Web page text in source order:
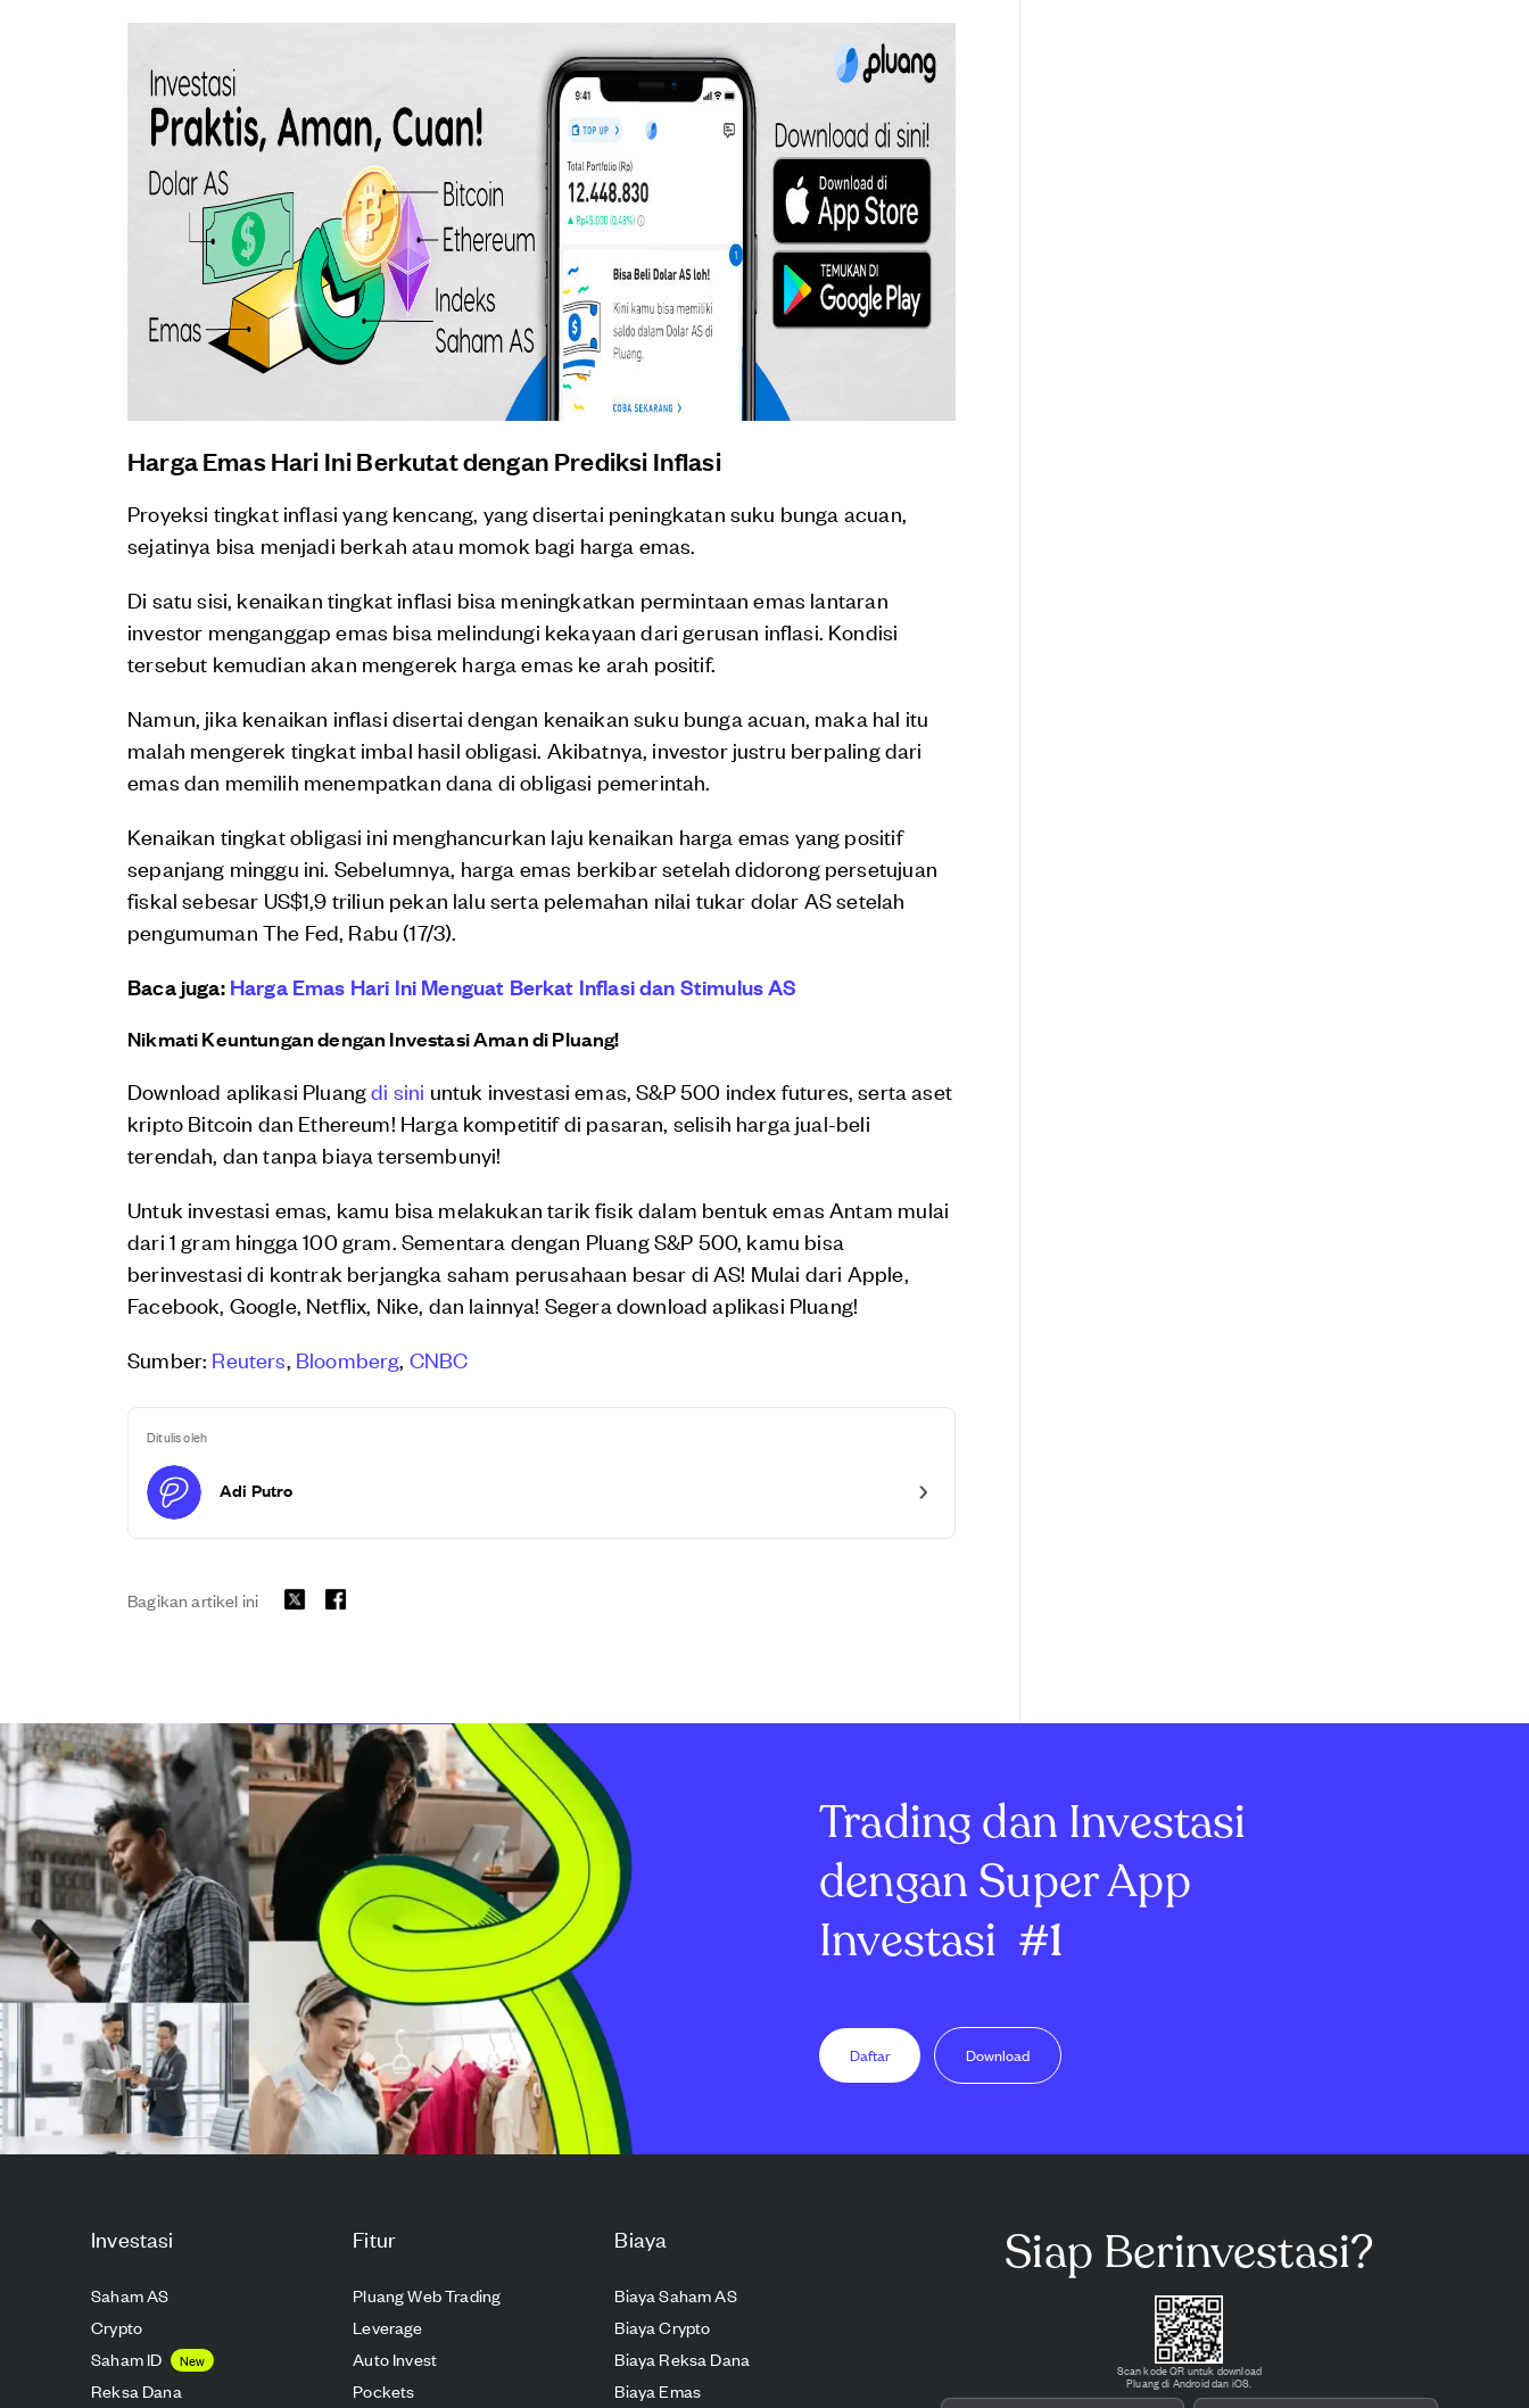
Harga Emas Hari Ini Berkutat dengan Prediksi Inflasi
Proyeksi tingkat inflasi yang kencang, yang disertai peningkatan suku bunga acuan,
sejatinya bisa menjadi berkah atau momok bagi harga emas.
Di satu sisi, kenaikan tingkat inflasi bisa meningkatkan permintaan emas lantaran
investor menganggap emas bisa melindungi kekayaan dari gerusan inflasi. Kondisi
tersebut kemudian akan mengerek harga emas ke arah positif.
Namun, jika kenaikan inflasi disertai dengan kenaikan suku bunga acuan, maka hal itu
malah mengerek tingkat imbal hasil obligasi. Akibatnya, investor justru berpaling dari
emas dan memilih menempatkan dana di obligasi pemerintah.
Kenaikan tingkat obligasi ini menghancurkan laju kenaikan harga emas yang positif
sepanjang minggu ini. Sebelumnya, harga emas berkibar setelah didorong persetujuan
fiskal sebesar US$1,9 triliun pekan lalu serta pelemahan nilai tukar dolar AS setelah
pengumuman The Fed, Rabu (17/3).
Baca juga:Harga Emas Hari Ini Menguat Berkat Inflasi dan Stimulus AS
Nikmati Keuntungan dengan Investasi Aman di Pluang!
Download aplikasi Pluangdi sini untuk investasi emas, S&P 500 index futures, serta aset
kripto Bitcoin dan Ethereum! Harga kompetitif di pasaran, selisih harga jual-beli
terendah, dan tanpa biaya tersembunyi!
Untuk investasi emas, kamu bisa melakukan tarik fisik dalam bentuk emas Antam mulai
dari 1 gram hingga 100 gram. Sementara dengan Pluang S&P 500, kamu bisa
berinvestasi di kontrak berjangka saham perusahaan besar di AS! Mulai dari Apple,
Facebook, Google, Netflix, Nike, dan lainnya! Segera download aplikasi Pluang!
Sumber: Reuters Bloomberg CNBC
Ditulis oleh
Adi Putro
Bagikan artikel ini
Trading dan Investasi
dengan Super App
Investasi #1
Daftar Download
Investasi
Saham AS
Crypto
Saham ID
New
Reksa Dana
Fitur
Pluang Web Trading
Leverage
Auto Invest
Pockets
Biaya
Biaya Saham AS
Biaya Crypto
Biaya Reksa Dana
Biaya Emas
Siap Berinvestasi?
Scan kode QR untuk download
Pluang di Android dan iOS.